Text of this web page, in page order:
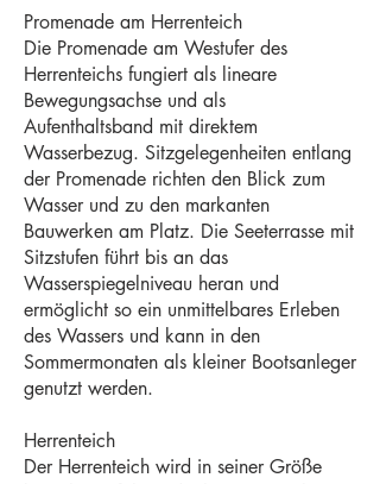
Promenade am Herrenteich
Die Promenade am Westufer des
Herrenteichs fungiert als lineare
Bewegungsachse und als
Aufenthaltsband mit direktem
Wasserbezug. Sitzgelegenheiten entlang
der Promenade richten den Blick zum
Wasser und zu den markanten
Bauwerken am Platz. Die Seeterrasse mit
Sitzstufen führt bis an das
Wasserspiegelniveau heran und
ermöglicht so ein unmittelbares Erleben
des Wassers und kann in den
Sommermonaten als kleiner Bootsanleger
genutzt werden.
Herrenteich
Der Herrenteich wird in seiner Größe